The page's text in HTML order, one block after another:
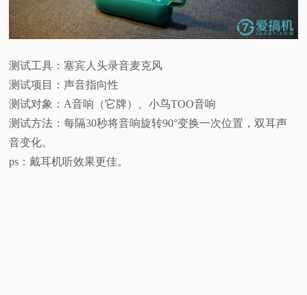
测试工具：塞宾人头录音麦克风
测试项目：声音指向性
测试对象：A音响（它牌）、小鸟TOO音响
测试方法：每隔30秒将音响旋转90°变换一次位置，双耳声
音变化。
ps：戴耳机听效果更佳。